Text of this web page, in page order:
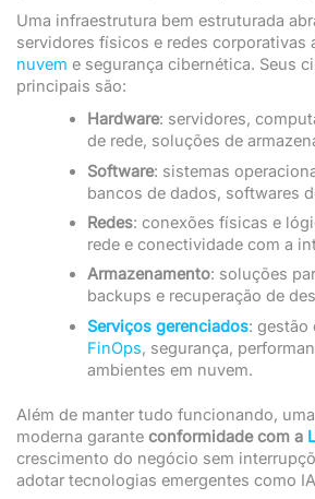
Uma infraestrutura bem estruturada
servidores físicos e redes corporativas
nuvem e segurança cibernética. Seus
principais são:
Hardware: servidores,
de rede, soluções de
Software: sistemas
bancos de dados, softwares
Redes: conexões físicas e
rede e conectividade com a
Armazenamento: soluções
backups e recuperação de
Serviços gerenciados: gestão
FinOps, segurança,
ambientes em nuvem.
Além de manter tudo funcionando,
moderna garante conformidade com a
crescimento do negócio sem
adotar tecnologias emergentes como